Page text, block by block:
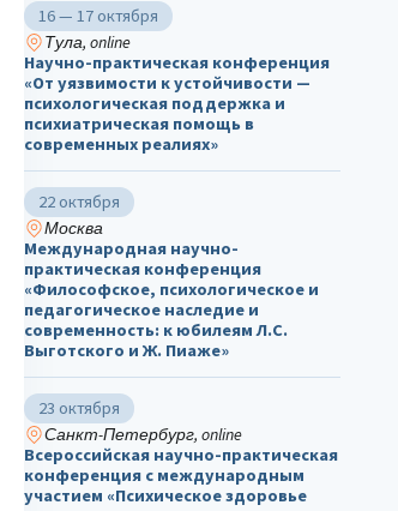
16 — 17 октября
Тула, online
Научно-практическая конференция
«От уязвимости к устойчивости —
психологическая поддержка и
психиатрическая помощь в
современных реалиях»
22 октября
Москва
Международная научно-
практическая конференция
«Философское, психологическое и
педагогическое наследие и
современность: к юбилеям Л.С.
Выготского и Ж. Пиаже»
23 октября
Санкт-Петербург, online
Всероссийская научно-практическая
конференция с международным
участием «Психическое здоровье